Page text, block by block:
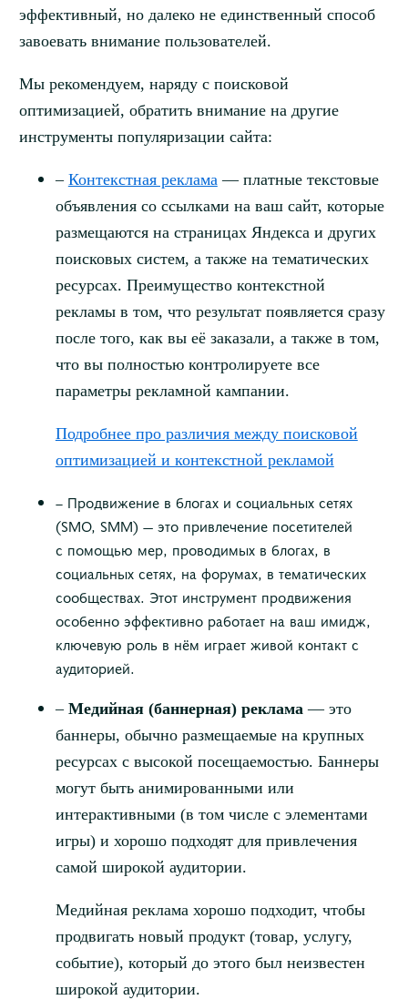
эффективный, но далеко не единственный способ
завоевать внимание пользователей.
Мы рекомендуем, наряду с поисковой
оптимизацией, обратить внимание на другие
инструменты популяризации сайта:
– Контекстная реклама— платные текстовые
объявления со ссылками на ваш сайт, которые
размещаются на страницах Яндекса и других
поисковых систем, а также на тематических
ресурсах. Преимущество контекстной
рекламы в том, что результат появляется сразу
после того, как вы её заказали, а также в том,
что вы полностью контролируете все
параметры рекламной кампании.
Подробнее про различия между поисковой
оптимизацией и контекстной рекламой
– Продвижение в блогах и социальных сетях
(SMO, SMM) — это привлечение посетителей
с помощью мер, проводимых в блогах, в
социальных сетях, на форумах, в тематических
сообществах. Этот инструмент продвижения
особенно эффективно работает на ваш имидж,
ключевую роль в нём играет живой контакт с
аудиторией.
– Медийная (баннерная) реклама— это
баннеры, обычно размещаемые на крупных
ресурсах с высокой посещаемостью. Баннеры
могут быть анимированными или
интерактивными (в том числе с элементами
игры) и хорошо подходят для привлечения
самой широкой аудитории.
Медийная реклама хорошо подходит, чтобы
продвигать новый продукт (товар, услугу,
событие), который до этого был неизвестен
широкой аудитории.